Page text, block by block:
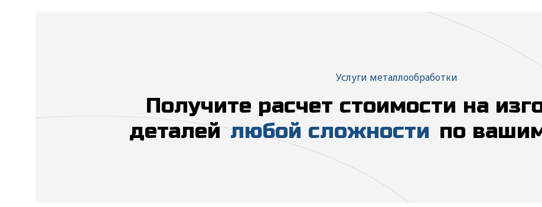
Услуги металлообработки
Получите расчет стоимости на
деталейлюбой сложности по